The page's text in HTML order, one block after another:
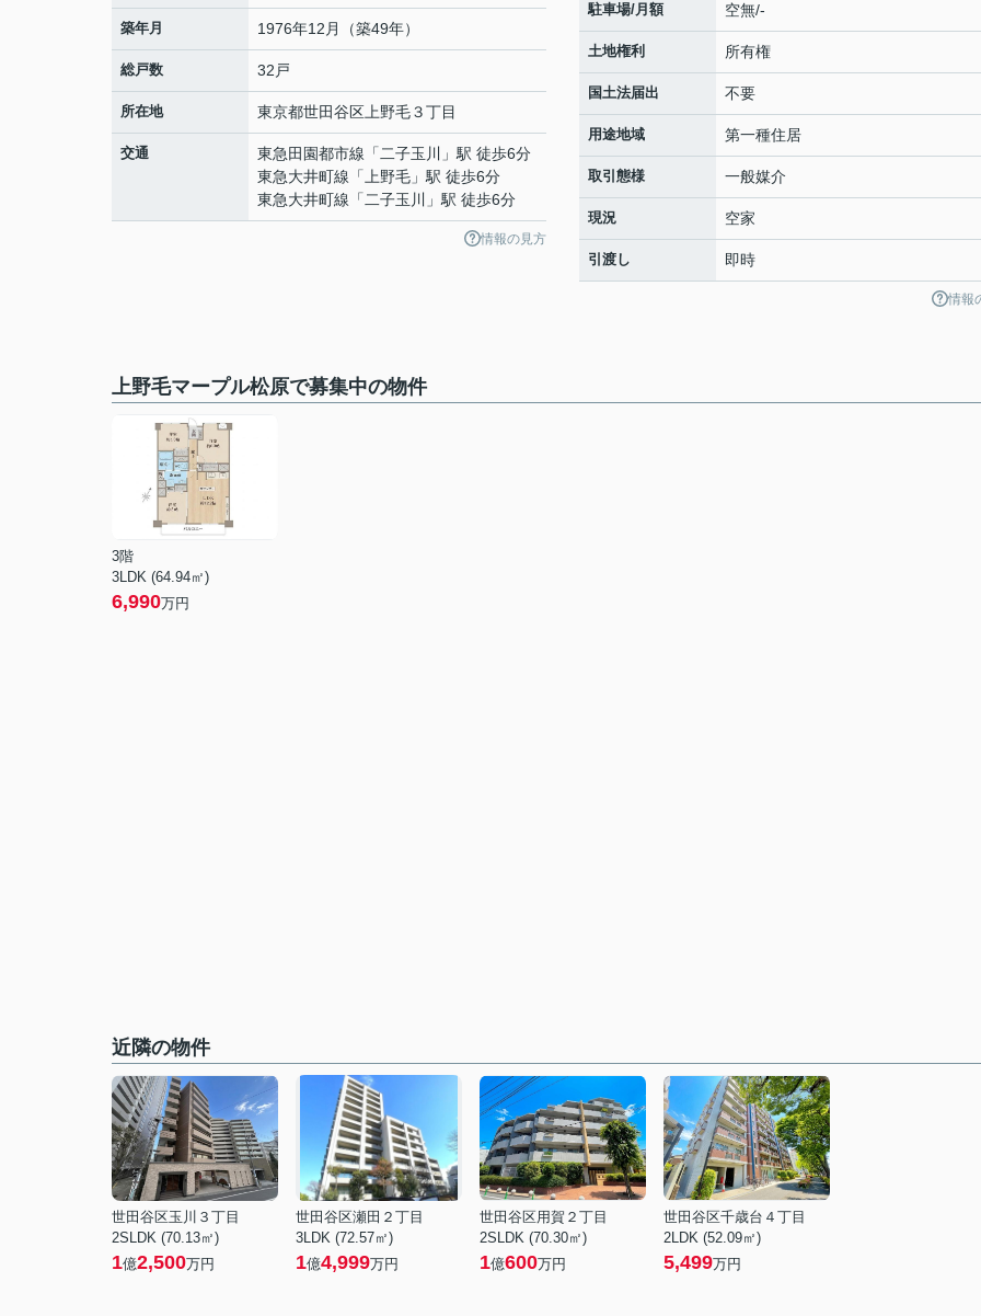
築年月 1976年12月（築49年）
総戸数 32戸
所在地 東京都世田谷区 上野毛３丁目
交通 東急田園都市線 「 二子玉川
」駅 徒歩6分
東急大井町線 「 上野毛 」駅 徒歩6分
東急大井町線 「 二子玉川 」駅 徒歩6分
情報の見方
駐車場/月額 空無/-
土地権利 所有権
国土法届出 不要
用途地域 第一種住居
取引態様 一般媒介
現況 空家
引渡し 即時
情報
上野毛マープル松原で募集中の物件
3階
3LDK (64.94㎡)
6,990万円
近隣の物件
世田谷区玉川３丁目
2SLDK (70.13㎡)
1億2,500万円
世田谷区瀬田２丁目
3LDK (72.57㎡)
1億4,999万円
世田谷区用賀２丁目
2SLDK (70.30㎡)
1億600万円
世田谷区千歳台４丁目
2LDK (52.09㎡)
5,499万円